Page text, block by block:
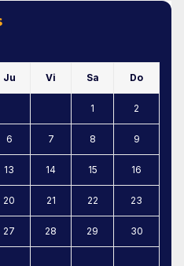
Ju Vi Sa Do
1 2
6 7 8 9
13 14 15 16
20 21 22 23
27 28 29 30